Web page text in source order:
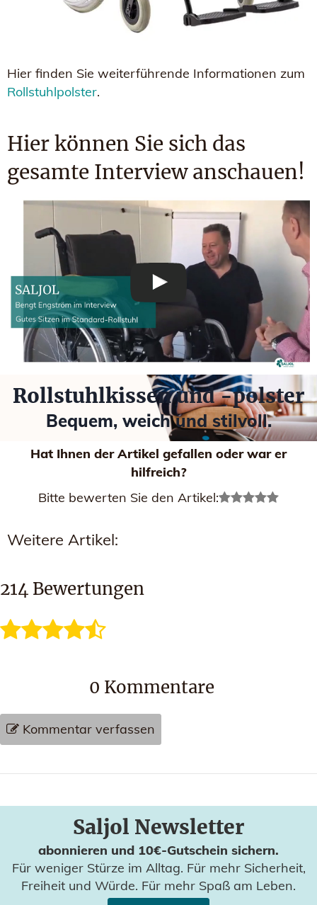
Hier finden Sie weiterführende Informationen zum
Rollstuhlpolster.
Hier können Sie sich das
gesamte Interview anschauen!
Rollstuhlkissen und -polster
Bequem, weich und stilvoll.
Hat Ihnen der Artikel gefallen oder war er
hilfreich?
Bitte bewerten Sie den Artikel:
Weitere Artikel:
214 Bewertungen
0 Kommentare
Kommentar verfassen
Saljol Newsletter
abonnieren und 10€-Gutschein sichern.
Für weniger Stürze im Alltag. Für mehr Sicherheit,
Freiheit und Würde. Für mehr Spaß am Leben.